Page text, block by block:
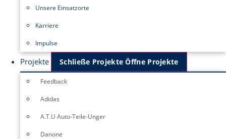
Unsere Einsatzorte
Karriere
Impulse
Projekte Schließe Projekte Öffne Projekte
Feedback
Adidas
A.T.U Auto-Teile-Unger
Danone